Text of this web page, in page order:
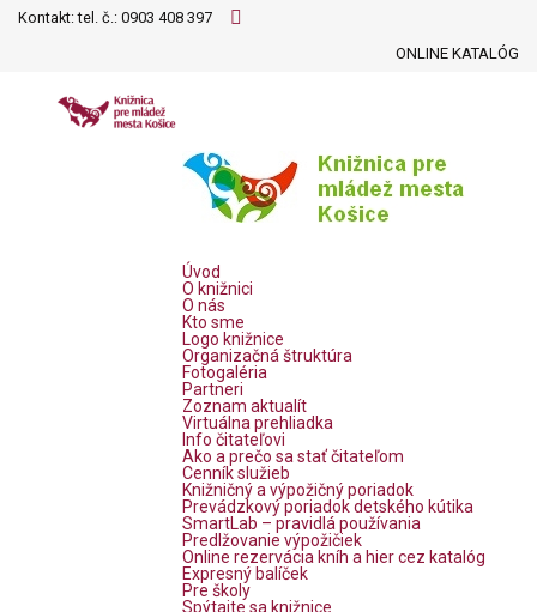
Kontakt: tel. č.: 0903 408 397
ONLINE KATALÓG
Úvod
O knižnici
O nás
Kto sme
Logo knižnice
Organizačná štruktúra
Fotogaléria
Partneri
Zoznam aktualít
Virtuálna prehliadka
Info čitateľovi
Ako a prečo sa stať čitateľom
Cenník služieb
Knižničný a výpožičný poriadok
Prevádzkový poriadok detského kútika
SmartLab – pravidlá používania
Predlžovanie výpožičiek
Online rezervácia kníh a hier cez katalóg
Expresný balíček
Pre školy
Spýtajte sa knižnice